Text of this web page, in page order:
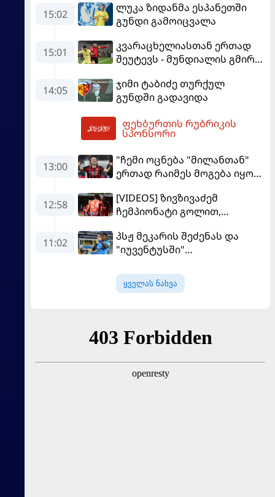
15:02
ლუკა ზიდანმა ესპანეთში
გუნდი გამოიცვალა
15:01
კვარაცხელიასთან ერთად
შეუტევს - მუნდიალის გმირი
გახდება
14:05
ჯიმი ტაბიძე თურქულ
გუნდში გადავიდა
ფეხბურთის რუბრიკის
სპონსორი
13:00
"ჩემი ოცნება "მილანთან"
ერთად რაიმეს მოგება იყო" -
თავის მისიაზე ისაუბრა
12:58
[VIDEOS] ზივზივაძემ
ჩემპიონატი გოლით,
გამარჯვებით დაიწყო
11:02
პსჟ მეკარის შეძენას და
"იუვენტუსში"
ყველას ნახვა